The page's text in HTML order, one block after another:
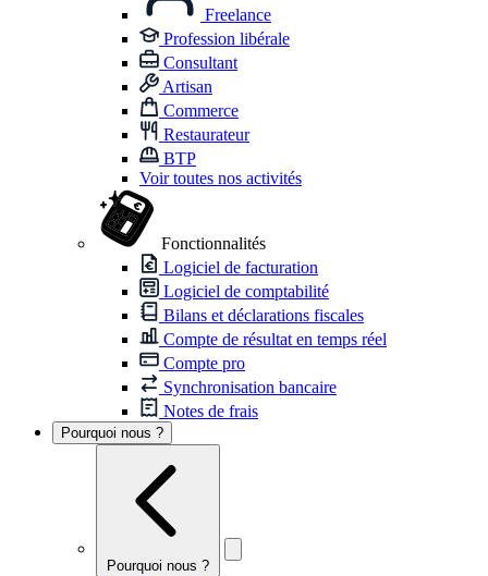
Freelance
Profession libérale
Consultant
Artisan
Commerce
Restaurateur
BTP
Voir toutes nos activités
Fonctionnalités
Logiciel de facturation
Logiciel de comptabilité
Bilans et déclarations fiscales
Compte de résultat en temps réel
Compte pro
Synchronisation bancaire
Notes de frais
Pourquoi nous ?
Pourquoi nous ?